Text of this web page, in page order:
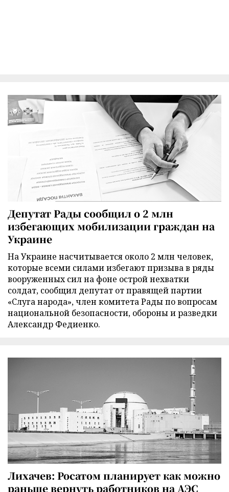
Депутат Рады сообщил о 2 млн
избегающих мобилизации граждан на
Украине
На Украине насчитывается около 2 млн человек,
которые всеми силами избегают призыва в ряды
вооруженных сил на фоне острой нехватки
солдат, сообщил депутат от правящей партии
«Слуга народа», член комитета Рады по вопросам
национальной безопасности, обороны и разведки
Александр Федиенко.
Лихачев: Росатом планирует как можно
раньше вернуть работников на АЭС